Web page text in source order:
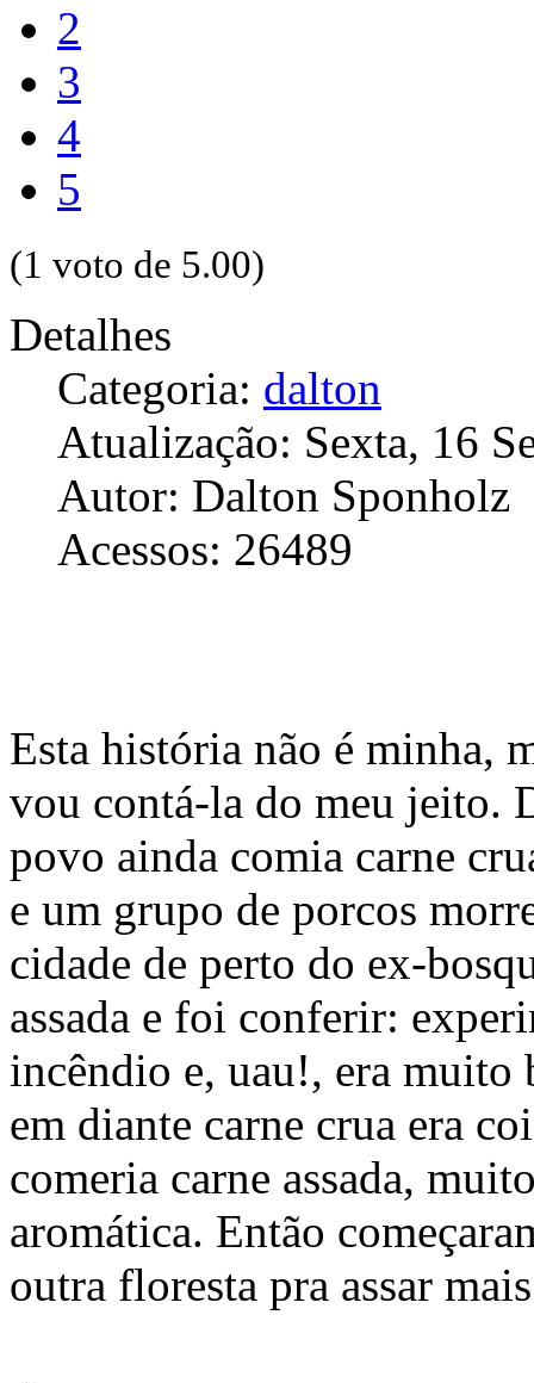
2
3
4
5
(1 voto de 5.00)
Detalhes
Categoria: dalton
Atualização: Sexta, 16
Autor: Dalton Sponholz
Acessos: 26489
Esta história não é minha,
vou contá-la do meu jeito.
povo ainda comia carne
e um grupo de porcos
cidade de perto do ex-
assada e foi conferir:
incêndio e, uau!, era muito
em diante carne crua era
comeria carne assada,
aromática. Então
outra floresta pra assar